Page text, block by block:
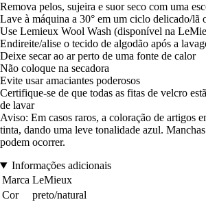
Remova pelos, sujeira e suor seco com uma
Lave à máquina a 30° em um ciclo delicado/lã
Use Lemieux Wool Wash (disponível na
Endireite/alise o tecido de algodão após a
Deixe secar ao ar perto de uma fonte de calor
Não coloque na secadora
Evite usar amaciantes poderosos
Certifique-se de que todas as fitas de velcro
de lavar
Aviso: Em casos raros, a coloração de artigos
tinta, dando uma leve tonalidade azul.
podem ocorrer.
Informações adicionais
Marca LeMieux
Cor
preto/natural